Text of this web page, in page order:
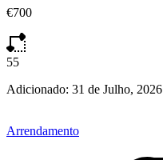
€700
55
Adicionado: 31 de Julho, 2026
Arrendamento